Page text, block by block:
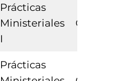
Prácticas
Ministeriales
I
Prácticas